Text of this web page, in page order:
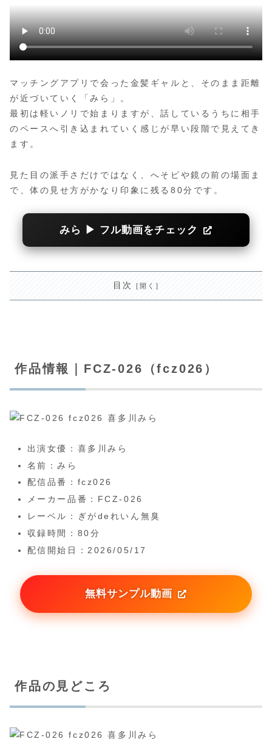
マッチングアプリで会った金髪ギャルと、そのまま距離
が近づいていく「みら」。
最初は軽いノリで始まりますが、話しているうちに相手
のペースへ引き込まれていく感じが早い段階で見えてき
ます。
見た目の派手さだけではなく、へそピや鏡の前の場面ま
で、体の見せ方がかなり印象に残る80分です。
みら ▶ フル動画をチェック
目次
作品情報｜FCZ-026（fcz026）
出演女優：喜多川みら
名前：みら
配信品番：fcz026
メーカー品番：FCZ-026
レーベル：ぎがdeれいん無臭
収録時間：80分
配信開始日：2026/05/17
無料サンプル動画
作品の見どころ